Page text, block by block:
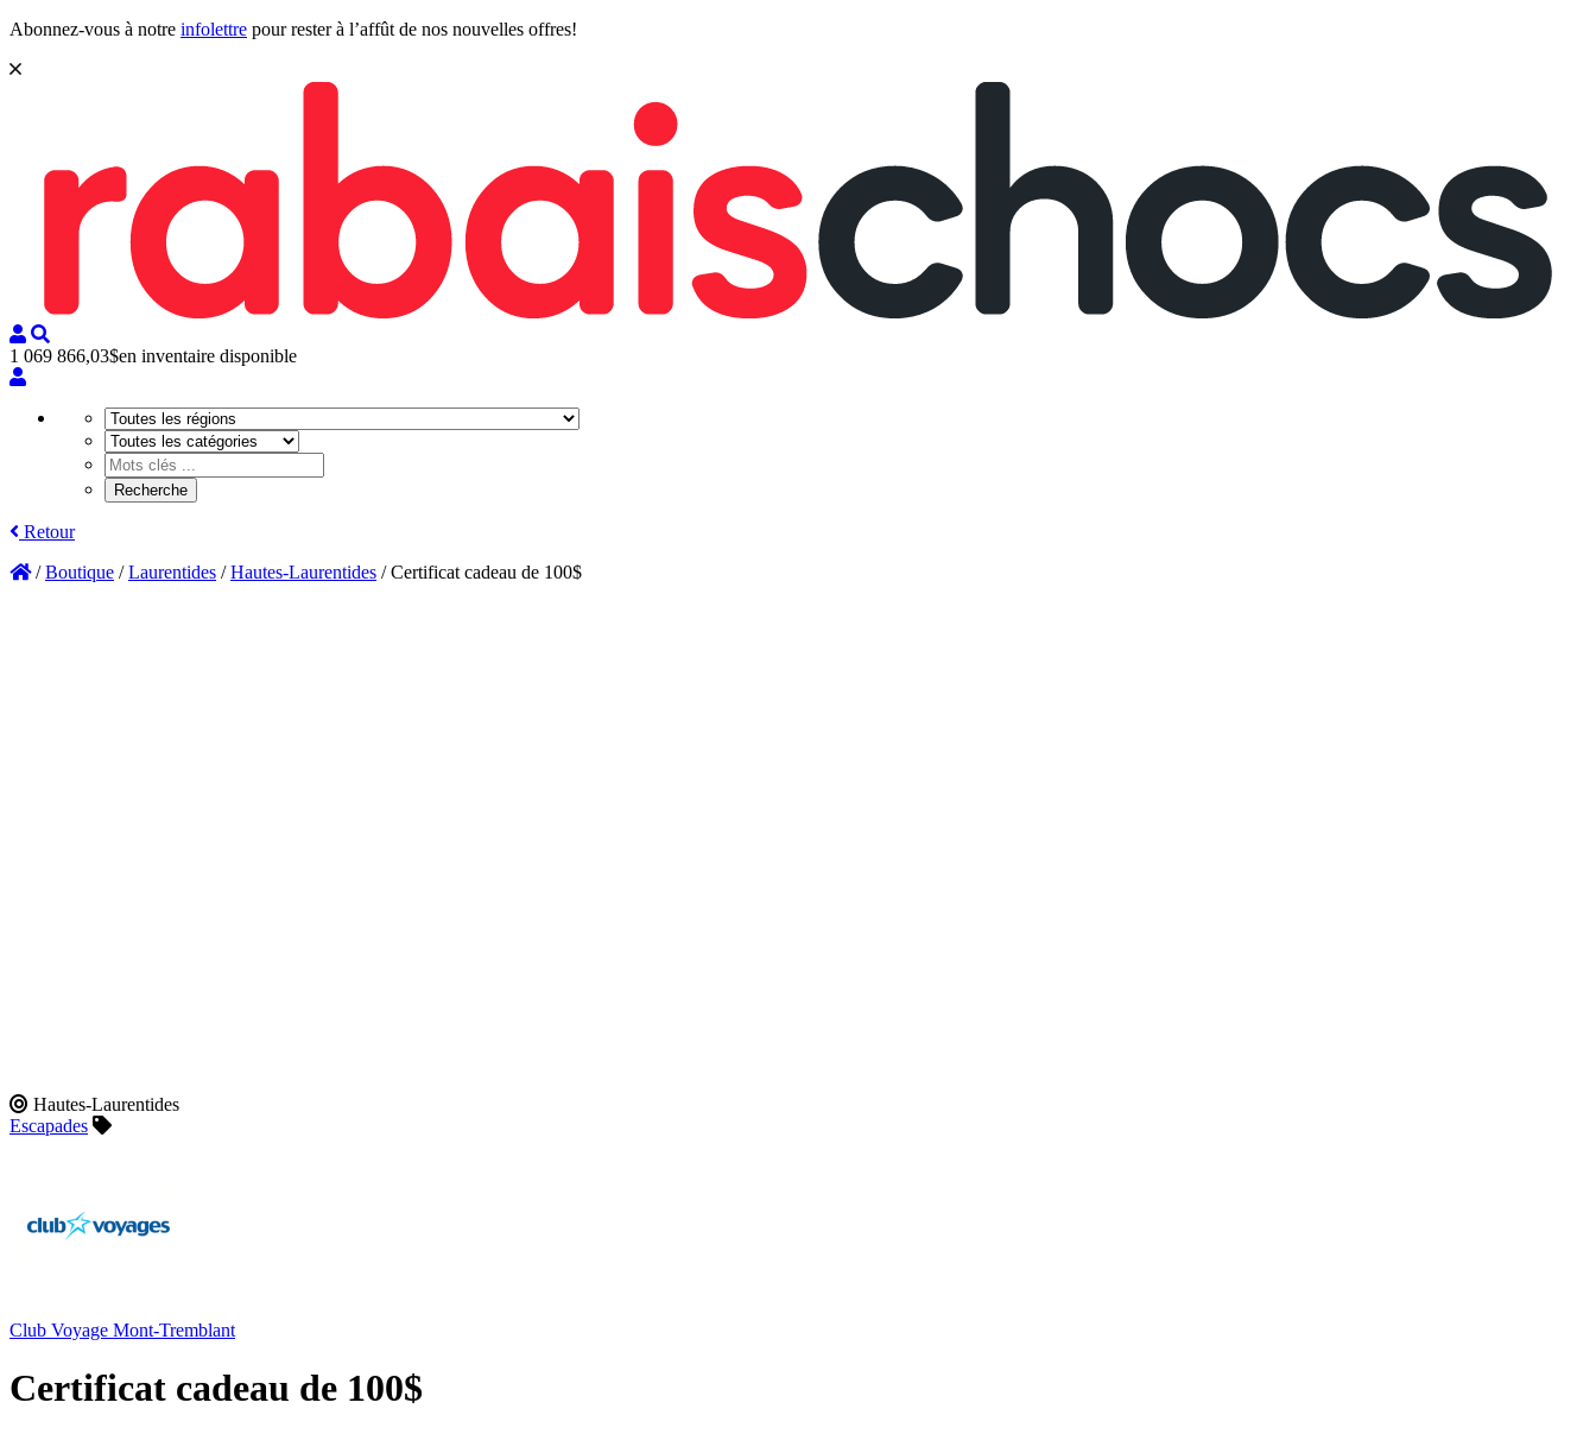
Abonnez-vous à notre infolettre pour rester à l’affût de nos nouvelles offres!
1 069 866,03$en inventaire disponible
Retour
/Boutique /Laurentides /Hautes-Laurentides /Certificat cadeau de 100$
Hautes-Laurentides
Escapades
Club Voyage Mont-Tremblant
Certificat cadeau de 100$